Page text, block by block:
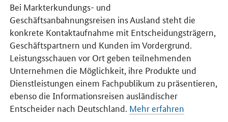
Bei Markterkundungs- und
Geschäftsanbahnungsreisen ins Ausland steht die
konkrete Kontaktaufnahme mit Entscheidungsträgern,
Geschäftspartnern und Kunden im Vordergrund.
Leistungsschauen vor Ort geben teilnehmenden
Unternehmen die Möglichkeit, ihre Produkte und
Dienstleistungen einem Fachpublikum zu präsentieren,
ebenso die Informationsreisen ausländischer
Entscheider nach Deutschland. Mehr erfahren